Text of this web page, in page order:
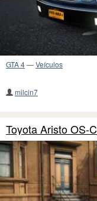
GTA 4—Veículos
milcin7
Toyota Aristo OS-C